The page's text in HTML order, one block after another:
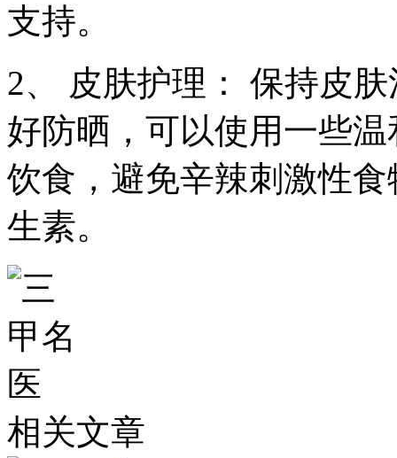
支持。
2、 皮肤护理： 保持皮
好防晒，可以使用一些
饮食，避免辛辣刺激性
生素。
相关文章